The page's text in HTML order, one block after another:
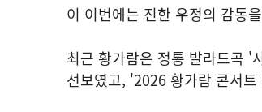
이 이번에는 진한 우정의 감동
최근 황가람은 정통 발라드곡 '
선보였고, '2026 황가람 콘서